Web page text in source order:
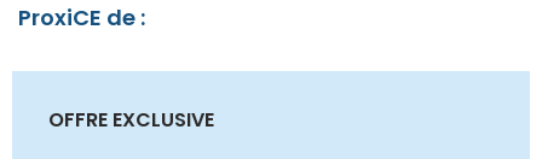
ProxiCE de :
OFFRE EXCLUSIVE